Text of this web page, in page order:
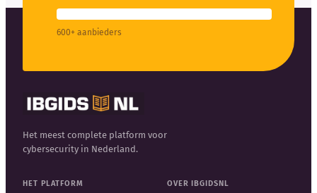
600+ aanbieders
Het meest complete platform voor
cybersecurity in Nederland.
HET PLATFORM OVER IBGIDSNL